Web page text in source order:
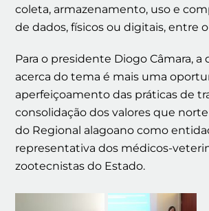
coleta, armazenamento, uso e
de dados, físicos ou digitais, entre
Para o presidente Diogo Câmara, a
acerca do tema é mais uma
aperfeiçoamento das práticas de
consolidação dos valores que
do Regional alagoano como
representativa dos médicos-
zootecnistas do Estado.